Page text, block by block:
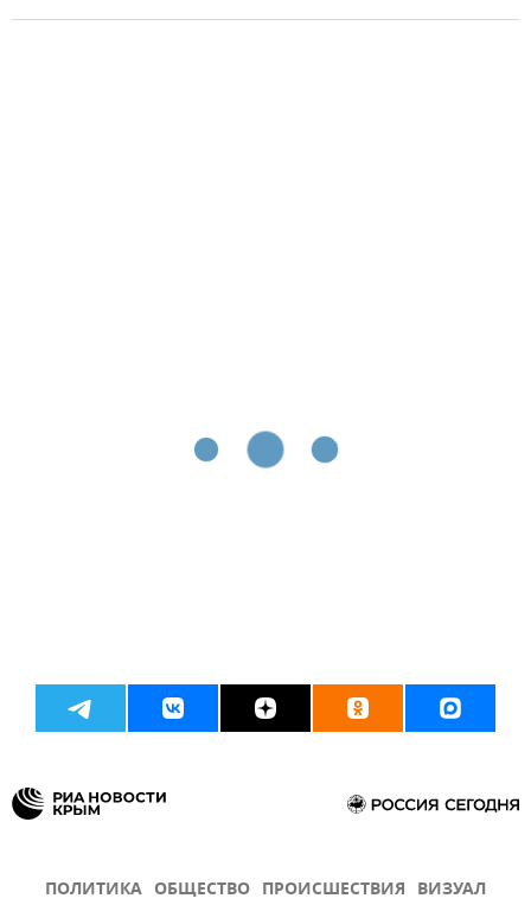
ПОЛИТИКА ОБЩЕСТВО ПРОИСШЕСТВИЯ ВИЗУАЛ